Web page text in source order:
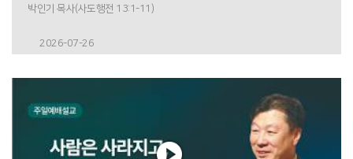
박인기 목사(사도행전 13:1-11)
2026-07-26